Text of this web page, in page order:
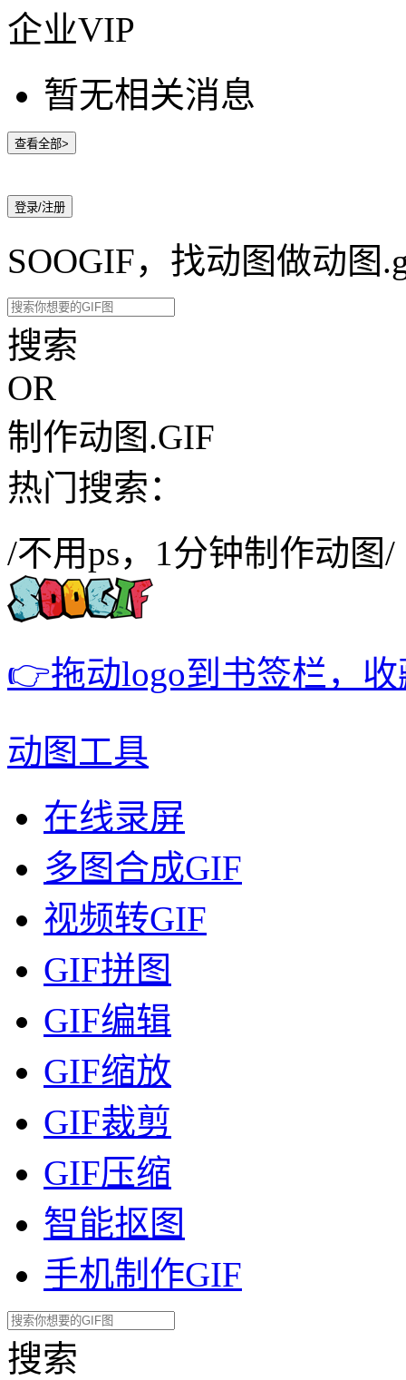
企业VIP
暂无相关消息
查看全部>
登录/注册
SOOGIF，找动图做动图
搜索
OR
制作动图.GIF
热门搜索：
/不用ps，1分钟制作动图/
👉拖动logo到书签栏，
动图工具
在线录屏
多图合成GIF
视频转GIF
GIF拼图
GIF编辑
GIF缩放
GIF裁剪
GIF压缩
智能抠图
手机制作GIF
搜索